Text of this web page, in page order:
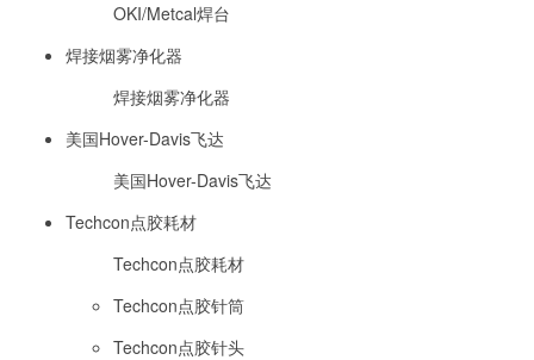
OKI/Metcal焊台
焊接烟雾净化器
焊接烟雾净化器
美国Hover-Davis飞达
美国Hover-Davis飞达
Techcon点胶耗材
Techcon点胶耗材
Techcon点胶针筒
Techcon点胶针头